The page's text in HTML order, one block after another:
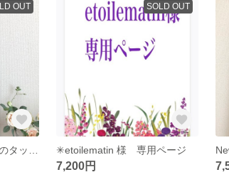
OUT SOLD OUT
✳︎etoilematin 様 専用ページ
7,200円